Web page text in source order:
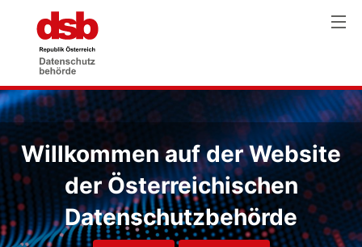
Willkommen auf der Website
der Österreichischen
Datenschutzbehörde